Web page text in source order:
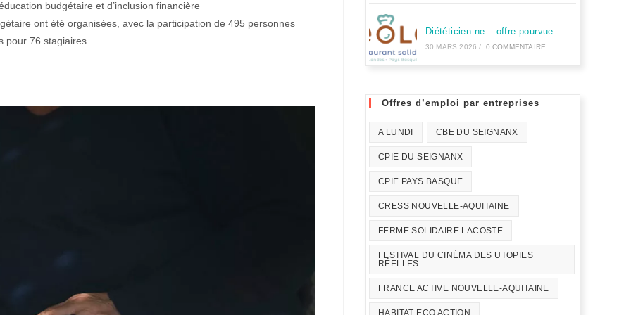
budgétaire et d’inclusion financière
ont été organisées, avec la participation de 495 personnes
pour 76 stagiaires.
Diététicien.ne – offre pourvue
30 MARS 2026 / 0 COMMENTAIRE
Offres d’emploi par entreprises
A LUNDI CBE DU SEIGNANX
CPIE DU SEIGNANX
CPIE PAYS BASQUE
CRESS NOUVELLE-AQUITAINE
FERME SOLIDAIRE LACOSTE
FESTIVAL DU CINÉMA DES UTOPIES
RÉELLES
FRANCE ACTIVE NOUVELLE-AQUITAINE
HABITAT ECO ACTION